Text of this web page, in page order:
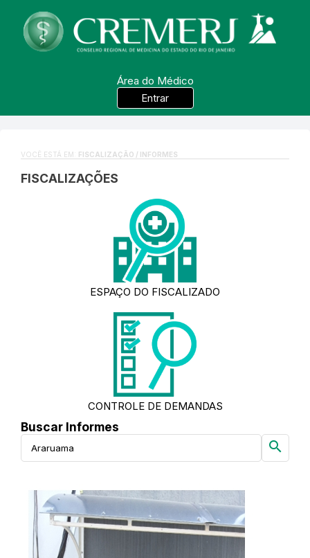
Área do Médico
Entrar
VOCÊ ESTÁ EM: FISCALIZAÇÃO / INFORMES
FISCALIZAÇÕES
ESPAÇO DO FISCALIZADO
CONTROLE DE DEMANDAS
Buscar Informes
search